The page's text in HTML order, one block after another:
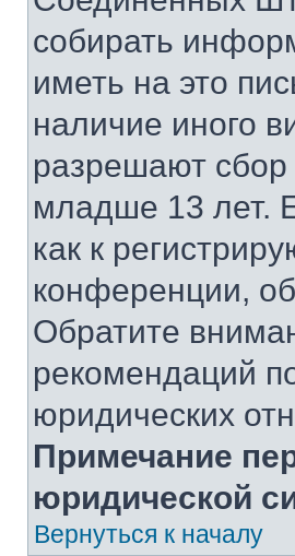
собирать
иметь на это
наличие иного
разрешают
младше 13 лет.
как к
конференции,
Обратите
рекомендаций
юридических
Примечание
юридической
Вернуться к началу